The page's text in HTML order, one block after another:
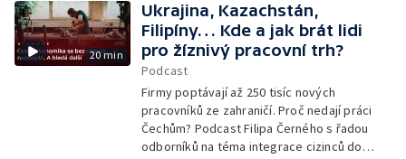
20 min
Ukrajina, Kazachstán,
Filipíny… Kde a jak brát lidi
pro žíznivý pracovní trh?
Podcast
Firmy poptávají až 250 tisíc nových
pracovníků ze zahraničí. Proč nedají práci
Čechům? Podcast Filipa Černého s řadou
odborníků na téma integrace cizinců do